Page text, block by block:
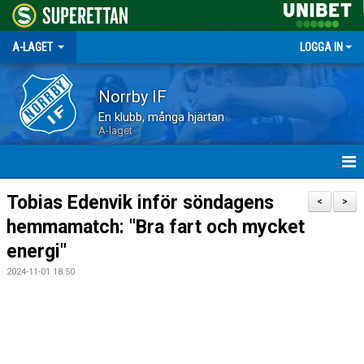
A-LAGET LOGGA IN
Norrby IF
En klubb, många hjärtan
A-laget
HEM
NYHETER
MATCHER
>
<
Tobias Edenvik inför söndagens
hemmamatch: "Bra fart och mycket
energi"
2024-11-01 18:50